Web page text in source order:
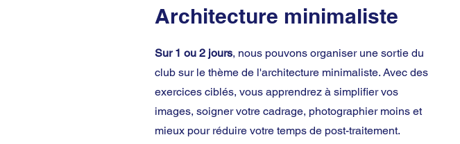
Architecture minimaliste
Sur 1 ou 2 jours, nous pouvons organiser une sortie du
club sur le thème de l'architecture minimaliste. Avec des
exercices ciblés, vous apprendrez à simplifier vos
images, soigner votre cadrage, photographier moins et
mieux pour réduire votre temps de post-traitement.